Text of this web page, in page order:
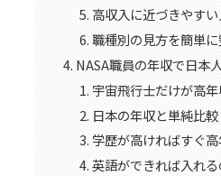
高収入に近づきやす
職種別の見方を簡単
NASA職員の年収で日本
宇宙飛行士だけが高
日本の年収と単純比
学歴が高ければすぐ
英語ができれば入れ